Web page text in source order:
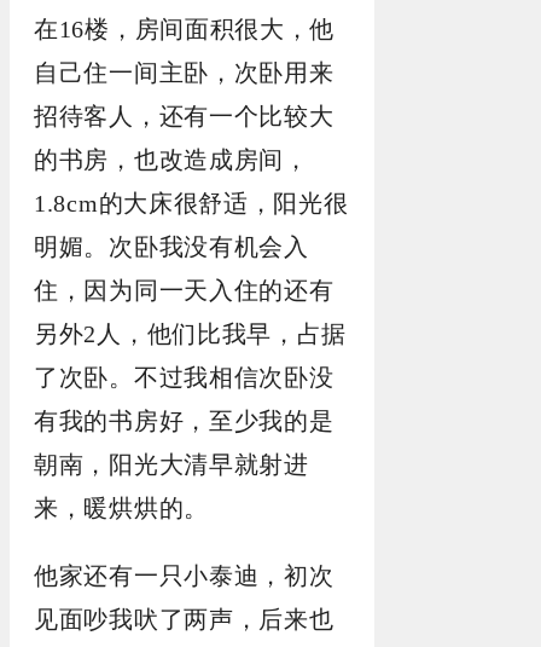
在16楼，房间面积很大，他
自己住一间主卧，次卧用来
招待客人，还有一个比较大
的书房，也改造成房间，
1.8cm的大床很舒适，阳光很
明媚。次卧我没有机会入
住，因为同一天入住的还有
另外2人，他们比我早，占据
了次卧。不过我相信次卧没
有我的书房好，至少我的是
朝南，阳光大清早就射进
来，暖烘烘的。
他家还有一只小泰迪，初次
见面吵我吠了两声，后来也